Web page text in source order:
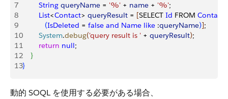
7
        String
queryName = '%' + name + '%';
8
        List
<Contact> queryResult = [SELECT Id FROM Contact
9
(IsDeleted = false and Name like :queryName)];
10
        System
.debug('query result is ' + queryResult);
11
        return
null;
12
}
13}
動的 SOQL を使用する必要がある場合、